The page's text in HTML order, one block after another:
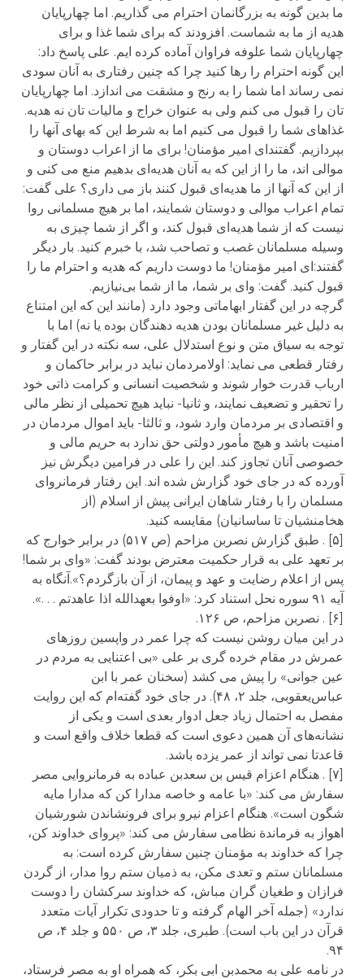
ما بدین گونه به بزرگانمان احترام می گذاریم. اما چهارپایان
هدیه از ما به شماست. افزودند که برای شما غذا و برای
چهارپایان شما علوفه فراوان آماده کرده ایم. علی پاسخ داد:
این گونه احترام را رها کنید چرا که چنین رفتاری به آنان سودی
نمی رساند اما شما را به رنج و مشقت می اندازد. اما چهارپایان
تان را قبول می کنم ولی به عنوان خراج و مالیات تان نه هدیه.
غذاهای شما را قبول می کنیم اما به شرط این که بهای آنها را
بپردازیم. گفتند‌ای امیر مؤمنان! برای ما از اعراب دوستان و
موالی اند، ما را از این که به آنان هدیه‌ای بدهیم منع می کنی و
از این که آنها از ما هدیه‌ای قبول کنند باز می داری؟ علی گفت:
تمام اعراب موالی و دوستان شمایند، اما بر هیچ مسلمانی روا
نیست که از شما هدیه‌ای قبول کند، و اگر از شما چیزی به
وسیله مسلمانان غصب و تصاحب شد، با خبرم کنید. بار دیگر
گفتند:‌ای امیر مؤمنان! ما دوست داریم که هدیه و احترام ما را
قبول کنید. گفت: وای بر شما، ما از شما بی‌نیازیم.
گرچه در این گفتار ابهاماتی وجود دارد (مانند این که این امتناع
به دلیل غیر مسلمانان بودن هدیه دهندگان بوده یا نه) اما با
توجه به سیاق متن و نوع استدلال علی، سه نکته در این گفتار و
رفتار قطعی می نماید: اولا‌مردمان نباید در برابر حاکمان و
ارباب قدرت خوار شوند و شخصیت انسانی و کرامت ذاتی خود
را تحقیر و تضعیف نمایند، و ثانیا- نباید هیچ تحمیلی از نظر مالی
و اقتصادی بر مردمان وارد شود، و ثالثا- باید اموال مردمان در
امنیت باشد و هیچ مأمور دولتی حق ندارد به حریم مالی و
خصوصی آنان تجاوز کند. این را علی در فرامین دیگرش نیز
آورده که در جای خود گزارش شده اند. این رفتار فرمانروای
مسلمان را با رفتار شاهان ایرانی پیش از اسلام (از
هخامنشیان تا ساسانیان) مقایسه کنید.
[۵] . طبق گزارش نصربن مزاحم (ص ۵۱۷) در برابر خوارج که
بر تعهد علی به قرار حکمیت معترض بودند گفت: «وای بر شما!
پس از اعلام رضایت و عهد و پیمان، از آن بازگردم؟».آنگاه به
آیه ۹۱ سوره نحل استناد کرد: «اوفوا بعهدالله اذا عاهدتم . . .».
در این میان روشن نیست که چرا عمر در واپسین روزهای
عمرش در مقام خرده گری بر علی «بی اعتنایی به مردم در
عین جوانی» را پیش می کشد (سخنان عمر با ابن
عباس‌یعقوبی، جلد ۲، ۴۸). در جای خود گفته‌ام که این روایت
مفصل به احتمال زیاد جعل ادوار بعدی است و یکی از
نشانه‌های آن همین دعوی است که قطعا خلاف واقع است و
قاعدتا نمی تواند از عمر یزده باشد.
[۷] . هنگام اعزام قیس بن سعدبن عباده به فرمانروایی مصر
سفارش می کند: «با عامه و خاصه مدارا کن که مدارا مایه
شگون است». هنگام اعزام نیرو برای فرونشاندن شورشیان
اهواز به فرماندة نظامی سفارش می کند: «پروای خداوند کن،
چرا که خداوند به مؤمنان چنین سفارش کرده است: به
مسلمانان ستم و تعدی مکن، به ذمیان ستم روا مدار، از گردن
فرازان و طغیان گران مباش، که خداوند سرکشان را دوست
ندارد» (جمله آخر الهام گرفته و تا حدودی تکرار آیات متعدد
قرآن در این باب است). طبری، جلد ۳، ص ۵۵۰ و جلد ۴، ص
۹۴.
در نامه علی به محمدبن ابی بکر، که همراه او به مصر فرستاد،